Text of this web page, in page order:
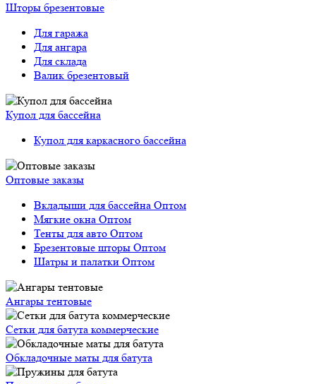
Шторы брезентовые
Для гаража
Для ангара
Для склада
Валик брезентовый
Купол для бассейна
Купол для каркасного бассейна
Оптовые заказы
Вкладыши для бассейна Оптом
Мягкие окна Оптом
Тенты для авто Оптом
Брезентовые шторы Оптом
Шатры и палатки Оптом
Ангары тентовые
Сетки для батута коммерческие
Обкладочные маты для батута